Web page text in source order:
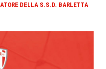
DELLA S.S.D. BARLETTA